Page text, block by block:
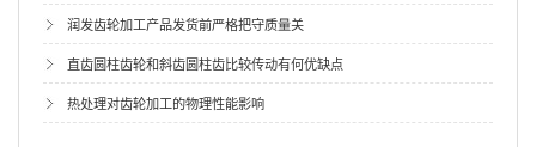
润发齿轮加工产品发货前严格把守质量关
直齿圆柱齿轮和斜齿圆柱齿比较传动有何优缺点
热处理对齿轮加工的物理性能影响